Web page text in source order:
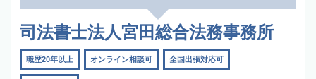
司法書士法人宮田総合法務事務所
職歴20年以上 オンライン相談可 全国出張対応可